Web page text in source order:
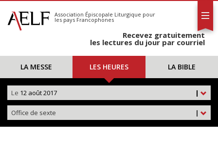
S'abonner
Calendrier
Association Épiscopale Liturgique pour
les pays Francophones
Recevez gratuitement
les lectures du jour par courriel
LA MESSE LES HEURES LA BIBLE
|
Le 12 août 2017
|
Office de sexte